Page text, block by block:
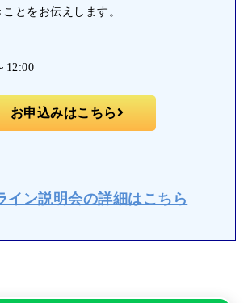
とをお伝えします。
12:00
お申込みはこちら
イン説明会の詳細はこちら